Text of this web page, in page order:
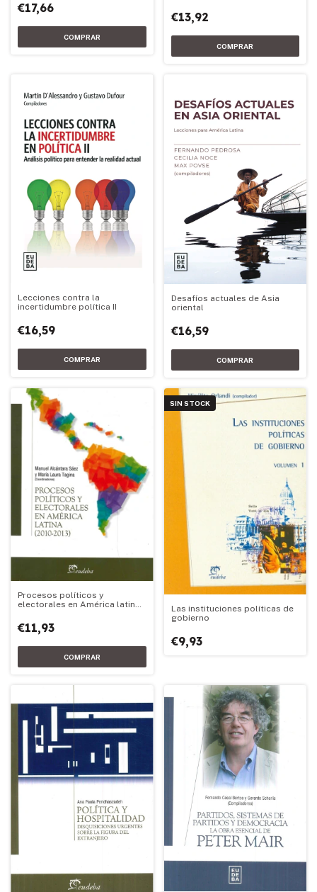
€17,66
€13,92
Lecciones contra la
incertidumbre política II
€16,59
Desafíos actuales de Asia
oriental
€16,59
Procesos políticos y
electorales en América latina
€11,93
SIN STOCK
Las instituciones políticas de
gobierno
€9,93